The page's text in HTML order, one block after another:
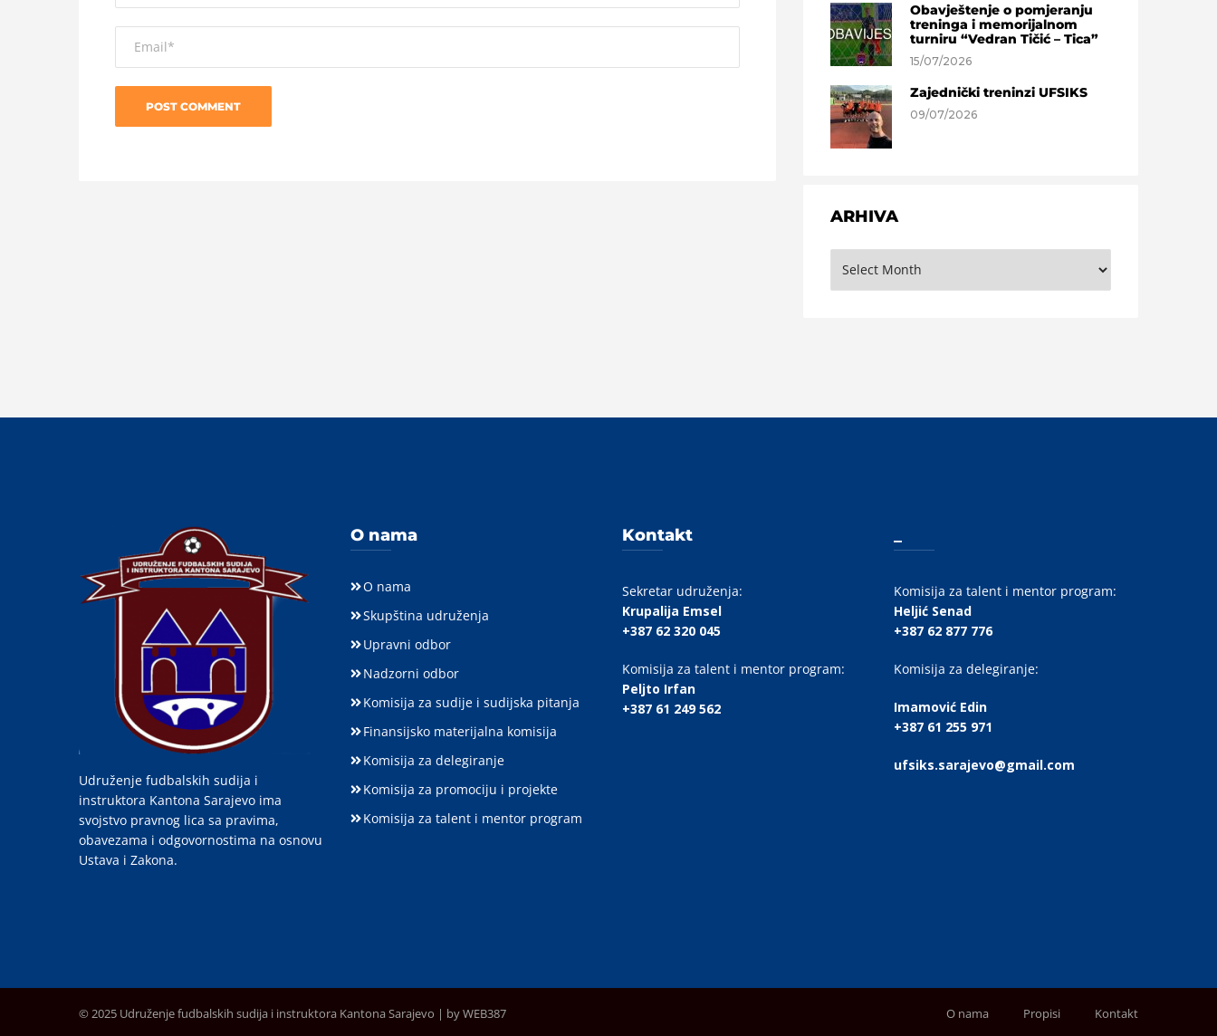
Obavještenje o pomjeranju
treninga i memorijalnom
turniru “Vedran Tičić – Tica”
15/07/2026
Zajednički treninzi UFSIKS
09/07/2026
ARHIVA
Udruženje fudbalskih sudija i
instruktora Kantona Sarajevo ima
svojstvo pravnog lica sa pravima,
obavezama i odgovornostima na osnovu
Ustava i Zakona.
O nama
O nama
Skupština udruženja
Upravni odbor
Nadzorni odbor
Komisija za sudije i sudijska pitanja
Finansijsko materijalna komisija
Komisija za delegiranje
Komisija za promociju i projekte
Komisija za talent i mentor program
Kontakt
Sekretar udruženja:
Krupalija Emsel
+387 62 320 045
Komisija za talent i mentor program:
Peljto Irfan
+387 61 249 562
Komisija za talent i mentor program:
Heljić Senad
+387 62 877 776
Komisija za delegiranje:
Imamović Edin
+387 61 255 971
ufsiks.sarajevo@gmail.com
© 2025 Udruženje fudbalskih sudija i instruktora Kantona Sarajevo | by WEB387 O nama Propisi Kontakt